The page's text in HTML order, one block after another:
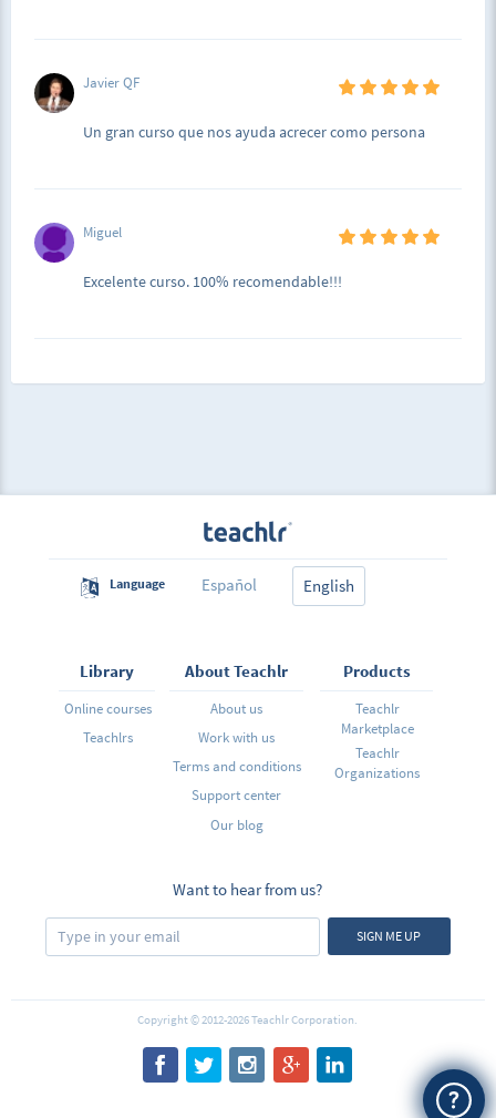
Javier QF
Un gran curso que nos ayuda acrecer como persona
Miguel
Excelente curso. 100% recomendable!!!
Language Español English
Library
Online courses
Teachlrs
About Teachlr
About us
Work with us
Terms and conditions
Support center
Our blog
Products
Teachlr
Marketplace
Teachlr
Organizations
Want to hear from us?
SIGN ME UP
Copyright © 2012-2026 Teachlr Corporation.